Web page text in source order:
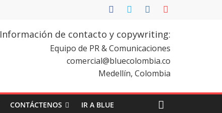
Información de contacto y copywriting:
Equipo de PR & Comunicaciones
comercial@bluecolombia.co
Medellín, Colombia
CONTÁCTENOS IR A BLUE